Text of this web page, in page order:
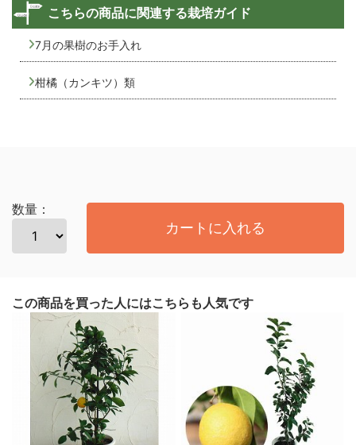
こちらの商品に関連する栽培ガイド
7月の果樹のお手入れ
柑橘（カンキツ）類
数量：
カートに入れる
この商品を買った人にはこちらも人気です